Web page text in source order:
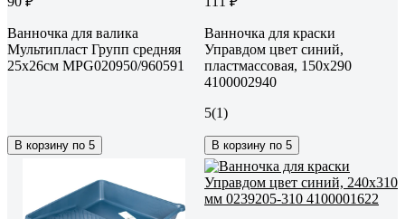
Ванночка для валика
Мультипласт Групп средняя
25х26см MPG020950/960591
В корзину по 5
Ванночка для краски
Управдом цвет синий,
пластмассовая, 150x290
4100002940
5(1)
В корзину по 5